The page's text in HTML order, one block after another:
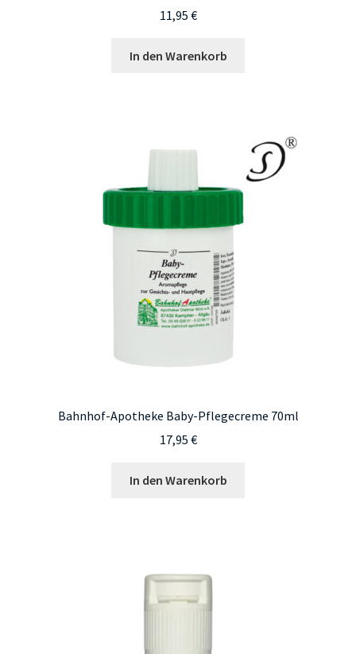
11,95 €
In den Warenkorb
Bahnhof-Apotheke Baby-Pflegecreme 70ml
17,95 €
In den Warenkorb